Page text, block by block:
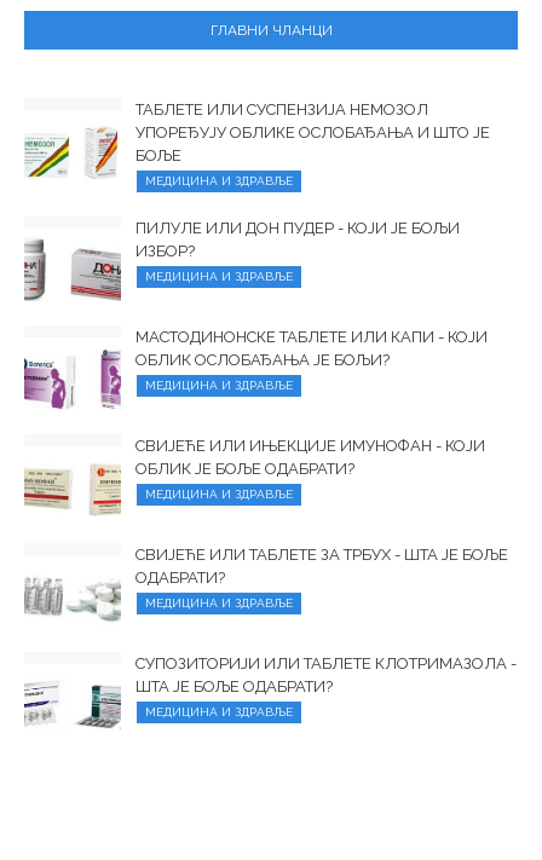
ГЛАВНИ ЧЛАНЦИ
ТАБЛЕТЕ ИЛИ СУСПЕНЗИЈА НЕМОЗОЛ
УПОРЕЂУЈУ ОБЛИКЕ ОСЛОБАЂАЊА И ШТО ЈЕ
БОЉЕ
МЕДИЦИНА И ЗДРАВЉЕ
ПИЛУЛЕ ИЛИ ДОН ПУДЕР - КОЈИ ЈЕ БОЉИ
ИЗБОР?
МЕДИЦИНА И ЗДРАВЉЕ
МАСТОДИНОНСКЕ ТАБЛЕТЕ ИЛИ КАПИ - КОЈИ
ОБЛИК ОСЛОБАЂАЊА ЈЕ БОЉИ?
МЕДИЦИНА И ЗДРАВЉЕ
СВИЈЕЋЕ ИЛИ ИЊЕКЦИЈЕ ИМУНОФАН - КОЈИ
ОБЛИК ЈЕ БОЉЕ ОДАБРАТИ?
МЕДИЦИНА И ЗДРАВЉЕ
СВИЈЕЋЕ ИЛИ ТАБЛЕТЕ ЗА ТРБУХ - ШТА ЈЕ БОЉЕ
ОДАБРАТИ?
МЕДИЦИНА И ЗДРАВЉЕ
СУПОЗИТОРИЈИ ИЛИ ТАБЛЕТЕ КЛОТРИМАЗОЛА -
ШТА ЈЕ БОЉЕ ОДАБРАТИ?
МЕДИЦИНА И ЗДРАВЉЕ